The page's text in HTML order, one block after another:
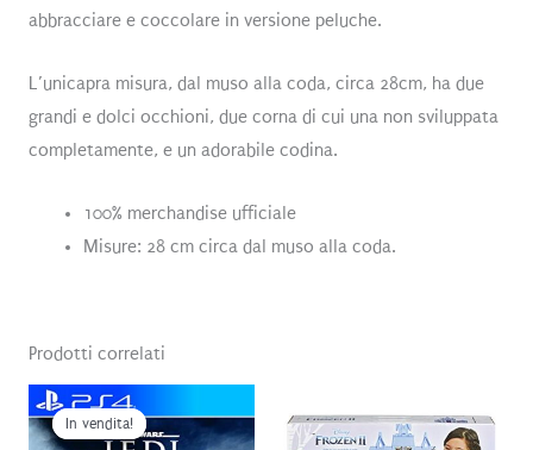
abbracciare e coccolare in versione peluche.
L’unicapra misura, dal muso alla coda, circa 28cm, ha due
grandi e dolci occhioni, due corna di cui una non sviluppata
completamente, e un adorabile codina.
100% merchandise ufficiale
Misure: 28 cm circa dal muso alla coda.
Prodotti correlati
In vendita!
In vendita!